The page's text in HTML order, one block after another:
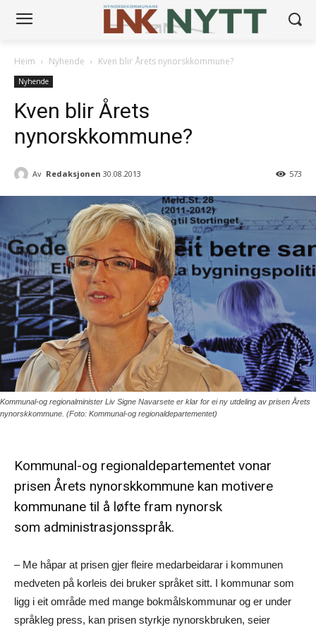
Heim Nyhende Kven blir Årets nynorskkommune?
Nyhende
Kven blir Årets
nynorskkommune?
Av Redaksjonen 30.08.2013 573
Kommunal-og regionalminister Liv Signe Navarsete er klar for ei ny utdeling av prisen Årets
nynorskkommune. (Foto: Kommunal-og regionaldepartementet)
Kommunal-og regionaldepartementet vonar
prisen Årets nynorskkommune kan motivere
kommunane til å løfte fram nynorsk
som administrasjonsspråk.
– Me håpar at prisen gjer fleire medarbeidarar i kommunen
medveten på korleis dei bruker språket sitt. I kommunar som
ligg i eit område med mange bokmålskommunar og er under
språkleg press, kan prisen styrkje nynorskbruken, seier